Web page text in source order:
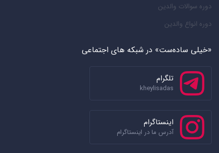
دوره سوالات والدین
دوره انواع والدین
«خیلی ساده‌ست» در شبکه های اجتماعی
تلگرام
kheylisadas
اینستاگرام
آدرس ما در اینستاگرام